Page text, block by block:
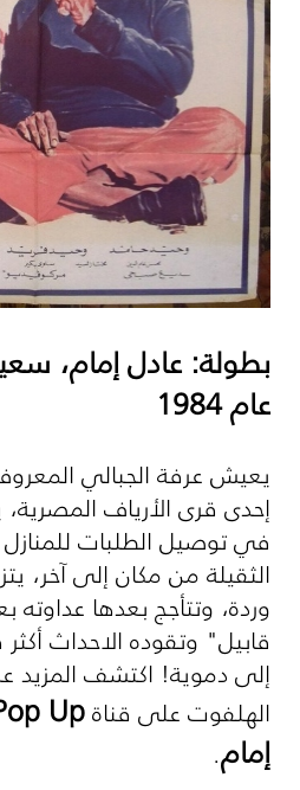
بطولة: عادل إمام،
عام 1984
يعيش عرفة الجبالي
إحدى قرى الأرياف
في توصيل الطلبات
الثقيلة من مكان إلى آخر،
وردة، وتتأجج بعدها
قابيل" وتقوده الاحداث أكثر
إلى دموية! اكتشف المزيد
الهلفوت على قناةUp
إمام.